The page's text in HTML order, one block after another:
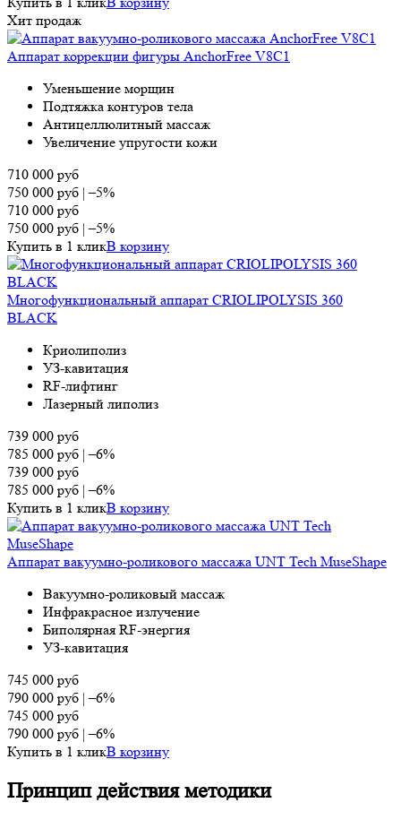
Хит продаж
Аппарат коррекции фигуры AnchorFree V8C1
Уменьшение морщин
Подтяжка контуров тела
Антицеллюлитный массаж
Увеличение упругости кожи
710 000 руб
750 000 руб |–5%
710 000 руб
750 000 руб |–5%
Купить в 1 кликВ корзину
Многофункциональный аппарат CRIOLIPOLYSIS 360
BLAСK
Криолиполиз
УЗ-кавитация
RF-лифтинг
Лазерный липолиз
739 000 руб
785 000 руб |–6%
739 000 руб
785 000 руб |–6%
Купить в 1 кликВ корзину
Аппарат вакуумно-роликового массажа UNT Tech MuseShape
Вакуумно-роликовый массаж
Инфракрасное излучение
Биполярная RF-энергия
УЗ-кавитация
745 000 руб
790 000 руб |–6%
745 000 руб
790 000 руб |–6%
Купить в 1 кликВ корзину
Принцип действия методики